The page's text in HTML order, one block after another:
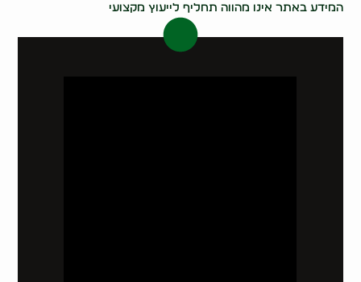
המידע באתר אינו מהווה תחליף לייעוץ מקצועי